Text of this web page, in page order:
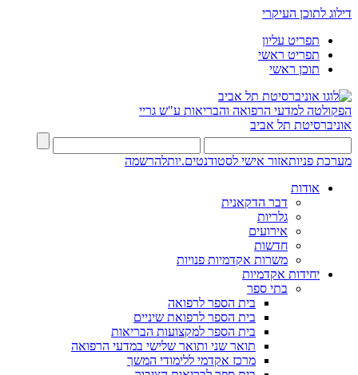
דילוג לתוכן העיקרי
תפריט עליון
תפריט ראשי
תוכן ראשי
הפקולטה למדעי הרפואה והבריאות ע"ש גריי
אוניברסיטת תל אביב
מערכת פניותאזור אישי לסטודנטים.יותלהרשמה
אודות
דבר הדקאנית
גלריות
אירועים
חדשות
משרות אקדמיות פנויות
יחידות אקדמיות
בתי ספר
בית הספר לרפואה
בית הספר לרפואת שיניים
בית הספר למקצועות הבריאות
תואר שני ותואר שלישי במדעי הרפואה
מרכז אקדמי ללימודי המשך